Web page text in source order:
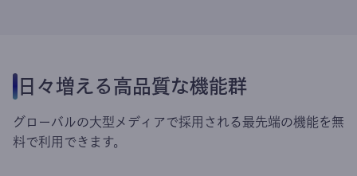
日々増える高品質な機能群
グローバルの大型メディアで採用される最先端の機能を無
料で利用できます。